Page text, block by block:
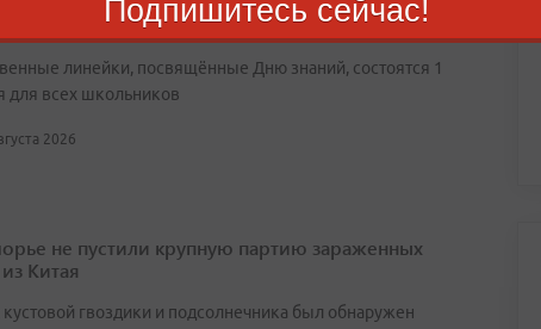
линейки, посвящённые Дню знаний, состоятся 1
для всех школьников
2026
не пустили крупную партию зараженных
Китая
кустовой гвоздики и подсолнечника был обнаружен
Подпишитесь сейчас!